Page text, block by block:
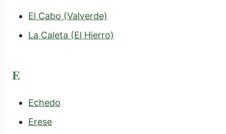
El Cabo (Valverde)
La Caleta (El Hierro)
E
Echedo
Erese